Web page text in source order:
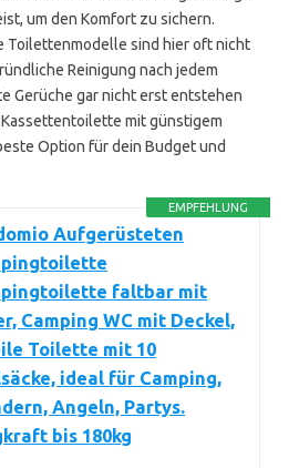
um den Komfort zu sichern.
Toilettenmodelle sind hier oft nicht
Reinigung nach jedem
Gerüche gar nicht erst entstehen
mit günstigem
Option für dein Budget und
EMPFEHLUNG
Aufgerüsteten
faltbar mit
Camping WC mit Deckel,
Toilette mit 10
ideal für Camping,
Angeln, Partys.
bis 180kg